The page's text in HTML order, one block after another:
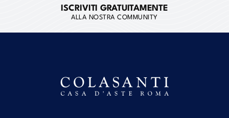
ISCRIVITI GRATUITAMENTE
ALLA NOSTRA COMMUNITY